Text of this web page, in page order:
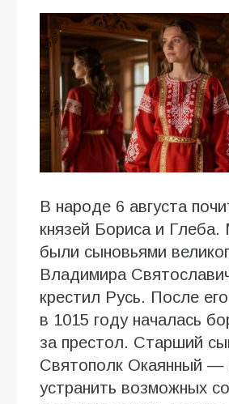
В народе 6 августа
князей Бориса и
были сыновьями
Владимира
крестил Русь. После
в 1015 году началась
за престол. Старший
Святополк Окаянный —
устранить возможных